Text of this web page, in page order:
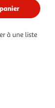
à une liste